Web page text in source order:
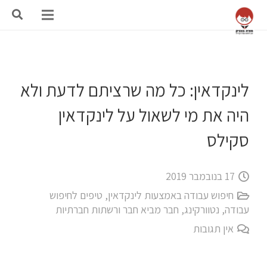
לינקדאין: כל מה שרציתם לדעת ולא
היה את מי לשאול על לינקדאין
סקילס
17 בנובמבר 2019
חיפוש עבודה באמצעות לינקדאין, טיפים לחיפוש
עבודה, נטוורקינג, חבר מביא חבר ורשתות חברתיות
אין תגובות